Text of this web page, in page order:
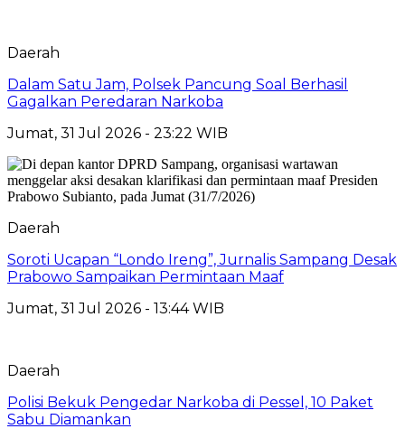
Daerah
Dalam Satu Jam, Polsek Pancung Soal Berhasil
Gagalkan Peredaran Narkoba
Jumat, 31 Jul 2026 - 23:22 WIB
Daerah
Soroti Ucapan “Londo Ireng”, Jurnalis Sampang Desak
Prabowo Sampaikan Permintaan Maaf
Jumat, 31 Jul 2026 - 13:44 WIB
Daerah
Polisi Bekuk Pengedar Narkoba di Pessel, 10 Paket
Sabu Diamankan